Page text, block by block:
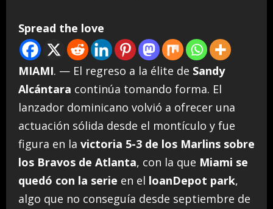
Spread the love
MIAMI. — El regreso a la élite de Sandy
Alcántara continúa tomando forma. El
lanzador dominicano volvió a ofrecer una
actuación sólida desde el montículo y fue
figura en la victoria 5-3 de los Marlins sobre
los Bravos de Atlanta, con la que Miami se
quedó con la serie en el loanDepot park,
algo que no conseguía desde septiembre de